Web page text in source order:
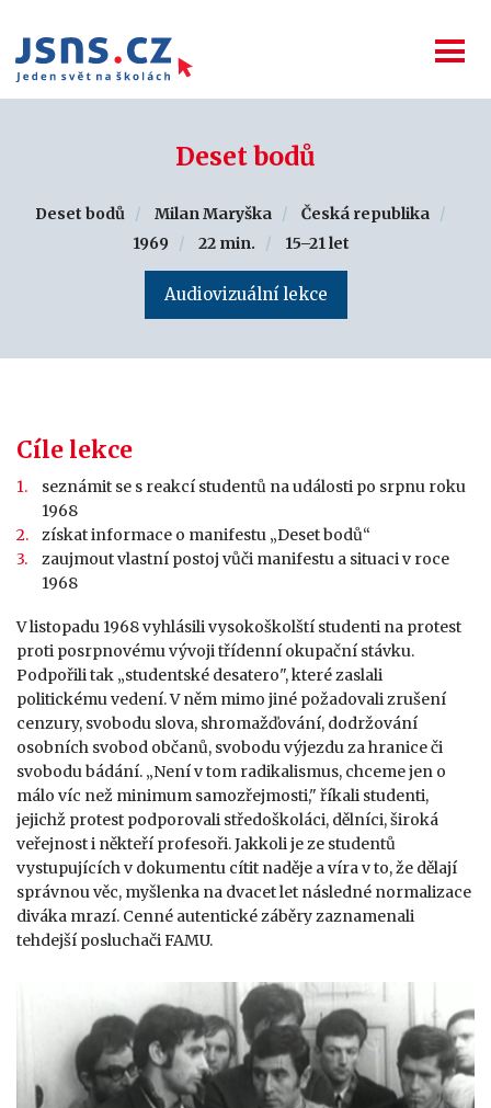
Deset bodů
Deset bodů Milan Maryška
Česká republika
1969
22 min. 15–21 let
Audiovizuální lekce
Cíle lekce
seznámit se s reakcí studentů na události po srpnu roku
1968
získat informace o manifestu „Deset bodů“
zaujmout vlastní postoj vůči manifestu a situaci v roce
1968
V listopadu 1968 vyhlásili vysokoškolští studenti na protest
proti posrpnovému vývoji třídenní okupační stávku.
Podpořili tak „studentské desatero", které zaslali
politickému vedení. V něm mimo jiné požadovali zrušení
cenzury, svobodu slova, shromažďování, dodržování
osobních svobod občanů, svobodu výjezdu za hranice či
svobodu bádání. „Není v tom radikalismus, chceme jen o
málo víc než minimum samozřejmosti," říkali studenti,
jejichž protest podporovali středoškoláci, dělníci, široká
veřejnost i někteří profesoři. Jakkoli je ze studentů
vystupujících v dokumentu cítit naděje a víra v to, že dělají
správnou věc, myšlenka na dvacet let následné normalizace
diváka mrazí. Cenné autentické záběry zaznamenali
tehdejší posluchači FAMU.